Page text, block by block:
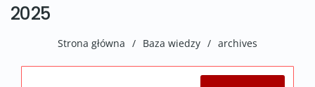
2025
Strona główna / Baza wiedzy / archives